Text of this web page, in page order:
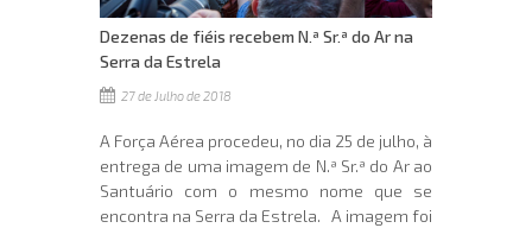
Dezenas de fiéis recebem N.ª Sr.ª do Ar na
Serra da Estrela
27 de Julho de 2018
A Força Aérea procedeu, no dia 25 de julho, à
entrega de uma imagem de N.ª Sr.ª do Ar ao
Santuário com o mesmo nome que se
encontra na Serra da Estrela. A imagem foi